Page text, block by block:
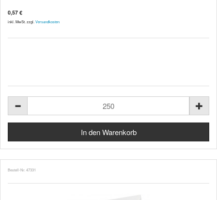
0,57 €
inkl. MwSt. zzgl. Versandkosten
Bestell-Nr. 47331